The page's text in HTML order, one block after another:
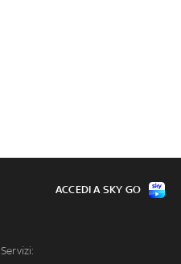
Servizi:
ACCEDI A SKY GO